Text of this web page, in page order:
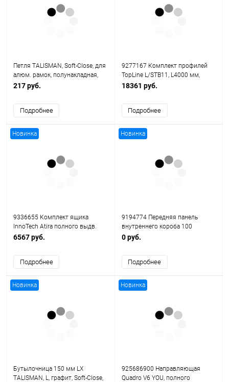
Петля TALISMAN, Soft-Close, для
алюм. рамок, полунакладная,
Clip On, титан (100 шт/кор)
217 руб.
Подробнее
9277167 Комплект профилей
TopLine L/STB11, L4000 мм,
алюминий анодированный
18361 руб.
Подробнее
Новинка
9336655 Комплект ящика
InnoTech Atira полного выдв.
Push to open, 260*70, Антрацит
6567 руб.
Подробнее
Новинка
9194774 Передняя панель
внутреннего короба 100
InnoTech Atira, H144, KB600,
0 руб.
Подробнее
Новинка
Бутылочница 150 мм LX
TALISMAN, L, графит, Soft-Close,
Новинка
925686900 Направляющая
Quadro V6 YOU, полного